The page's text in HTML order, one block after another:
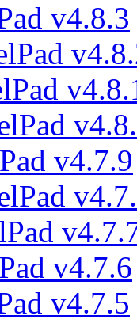
v4.8.3
v4.7.9
v4.7.6
v4.7.5